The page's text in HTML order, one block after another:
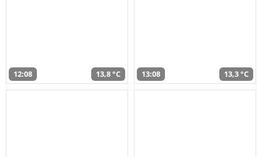
12:08 13,8 °C 13:08 13,3 °C